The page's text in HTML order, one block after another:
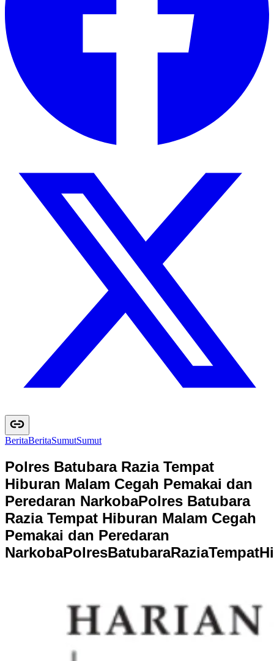
BeritaBeritaSumutSumut
Polres Batubara Razia Tempat
Hiburan Malam Cegah Pemakai dan
Peredaran NarkobaPolres Batubara
Razia Tempat Hiburan Malam Cegah
Pemakai dan Peredaran
NarkobaPolresBatubaraRaziaTempatHi